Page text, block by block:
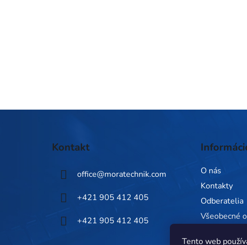
Tento web
Kontakt
office@moratechnik.com
+421 905 412 405
+421 905 412 405
O nás
Kontakty
Odberatelia
Všeobecné